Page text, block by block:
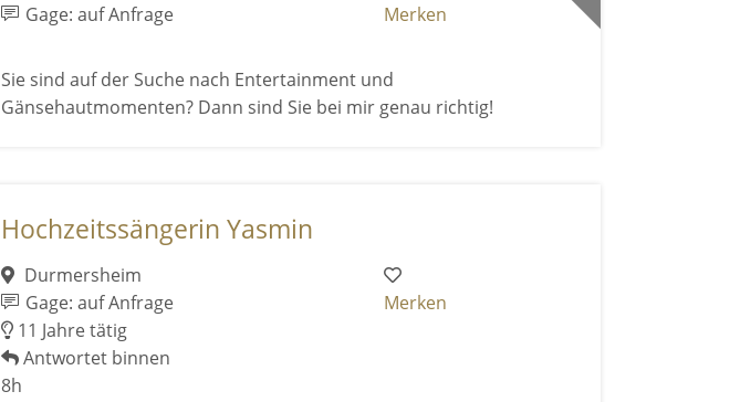
Gage: auf Anfrage Merken
Sie sind auf der Suche nach Entertainment und
Gänsehautmomenten? Dann sind Sie bei mir genau richtig!
Hochzeitssängerin Yasmin
Durmersheim
Gage: auf Anfrage
11 Jahre tätig
Antwortet binnen
8h
Merken